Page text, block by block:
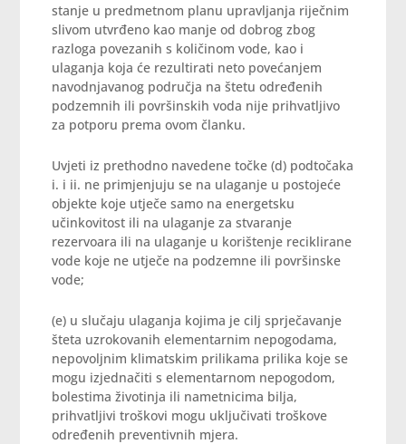
stanje u predmetnom planu upravljanja riječnim
slivom utvrđeno kao manje od dobrog zbog
razloga povezanih s količinom vode, kao i
ulaganja koja će rezultirati neto povećanjem
navodnjavanog područja na štetu određenih
podzemnih ili površinskih voda nije prihvatljivo
za potporu prema ovom članku.
Uvjeti iz prethodno navedene točke (d) podtočaka
i. i ii. ne primjenjuju se na ulaganje u postojeće
objekte koje utječe samo na energetsku
učinkovitost ili na ulaganje za stvaranje
rezervoara ili na ulaganje u korištenje reciklirane
vode koje ne utječe na podzemne ili površinske
vode;
(e) u slučaju ulaganja kojima je cilj sprječavanje
šteta uzrokovanih elementarnim nepogodama,
nepovoljnim klimatskim prilikama prilika koje se
mogu izjednačiti s elementarnom nepogodom,
bolestima životinja ili nametnicima bilja,
prihvatljivi troškovi mogu uključivati troškove
određenih preventivnih mjera.